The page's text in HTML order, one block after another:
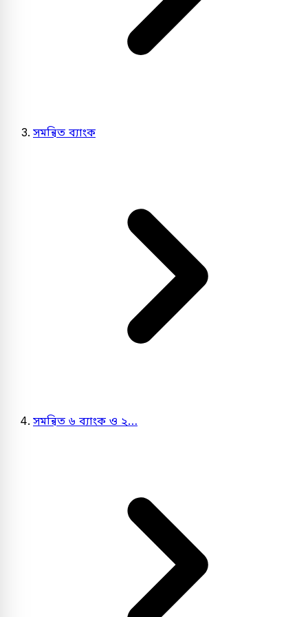
সমন্বিত ব্যাংক
সমন্বিত ৬ ব্যাংক ও ২…